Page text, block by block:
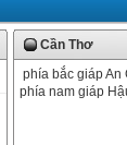
Cần Thơ
phía bắc giáp An
phía nam giáp